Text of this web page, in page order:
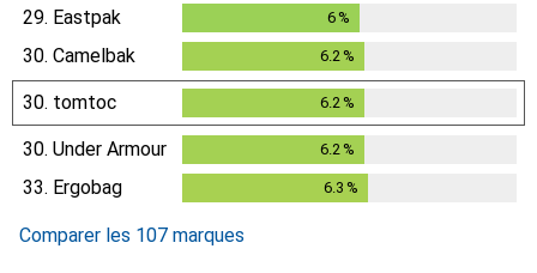
29. Eastpak 6%
30. Camelbak 6.2 %
30. tomtoc 6.2 %
30. Under Armour 6.2 %
33. Ergobag 6.3 %
Comparer les 107 marques